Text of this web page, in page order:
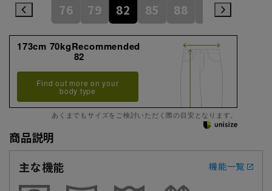
76 79 82 85 88 91
173cm 70kgRecommended
82
Find out more on your
body type
あくまでもサイズをご検討いただく際の目安となります。
商品説明
主な機能
機能一覧